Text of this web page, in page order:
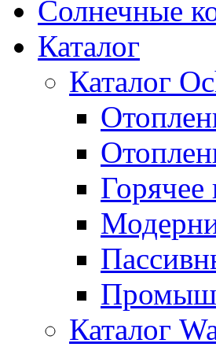
Солнечные
Каталог
Каталог
Горячее
Каталог